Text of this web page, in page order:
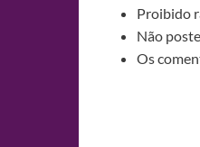
Proibido
Não
Os